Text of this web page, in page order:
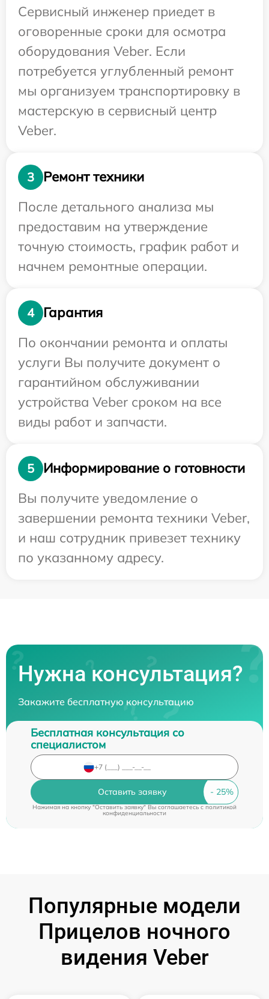
Сервисный инженер приедет в
оговоренные сроки для осмотра
оборудования Veber. Если
потребуется углубленный ремонт
мы организуем транспортировку в
мастерскую в сервисный центр
Veber.
3
Ремонт техники
После детального анализа мы
предоставим на утверждение
точную стоимость, график работ и
начнем ремонтные операции.
4
Гарантия
По окончании ремонта и оплаты
услуги Вы получите документ о
гарантийном обслуживании
устройства Veber сроком на все
виды работ и запчасти.
5
Информирование о готовности
Вы получите уведомление о
завершении ремонта техники Veber,
и наш сотрудник привезет технику
по указанному адресу.
Нужна консультация?
Закажите бесплатную консультацию
Бесплатная консультация со
специалистом
Оставить заявку
Нажимая на кнопку "Оставить заявку" Вы соглашаетесь cполитикой
конфиденциальности
Популярные модели
Прицелов ночного
видения Veber